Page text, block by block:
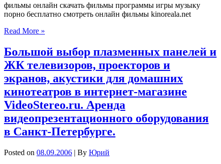
фильмы онлайн скачать фильмы программы игры музыку
порно бесплатно смотреть онлайн фильмы kinoreala.net
Read More »
Большой выбор плазменных панелей и
ЖК телевизоров, проекторов и
экранов, акустики для домашних
кинотеатров в интернет-магазине
VideoStereo.ru. Аренда
видеопрезентационного оборудования
в Санкт-Петербурге.
Posted on 08.09.2006 | By Юрий